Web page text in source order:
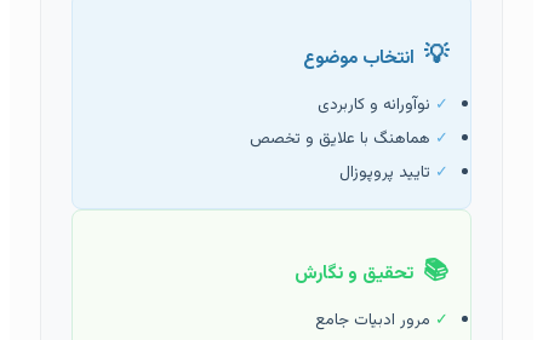
انتخاب موضوع
نوآورانه و کاربردی
هماهنگ با علایق و تخصص
تایید پروپوزال
تحقیق و نگارش
مرور ادبیات جامع